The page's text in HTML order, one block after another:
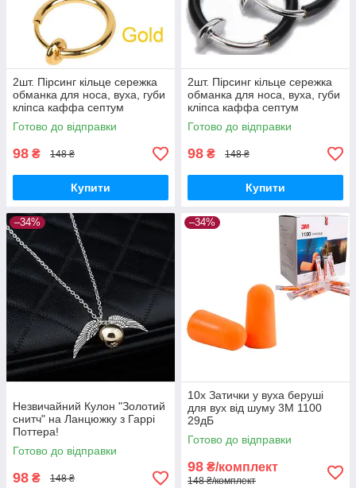
2шт. Пірсинг кільце сережка
обманка для носа, вуха, губи
кліпса каффа септум
(золото)
Готово до відправки
98 ₴ 148 ₴
Купити
2шт. Пірсинг кільце сережка
обманка для носа, вуха, губи
кліпса каффа септум
(чорний)
Готово до відправки
98 ₴ 148 ₴
Купити
–34%
Незвичайний Кулон "Золотий
снитч" на Ланцюжку з Гаррі
Поттера!
Готово до відправки
98 ₴ 148 ₴
–34%
10x Затички у вуха беруші
для вух від шуму 3M 1100
29дБ
Готово до відправки
98 ₴/комплект
148 ₴/комплект